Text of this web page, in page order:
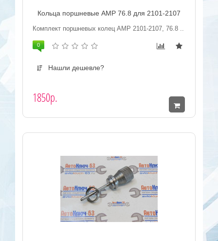
Кольца поршневые AMP 76.8 для 2101-2107
Комплект поршневых колец AMP 2101-2107, 76.8 ..
0
Нашли дешевле?
1850р.